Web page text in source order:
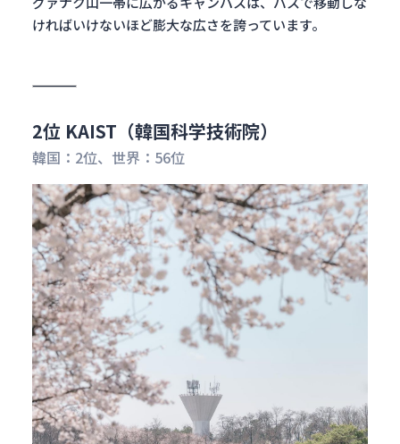
ければいけないほど膨大な広さを誇っています。
2位 KAIST（韓国科学技術院）
韓国：2位、世界：56位